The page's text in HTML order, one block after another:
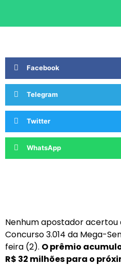
Facebook
Telegram
Twitter
WhatsApp
Nenhum apostador acertou
Concurso 3.014 da Mega-
feira (2). O prêmio
R$ 32 milhões para o